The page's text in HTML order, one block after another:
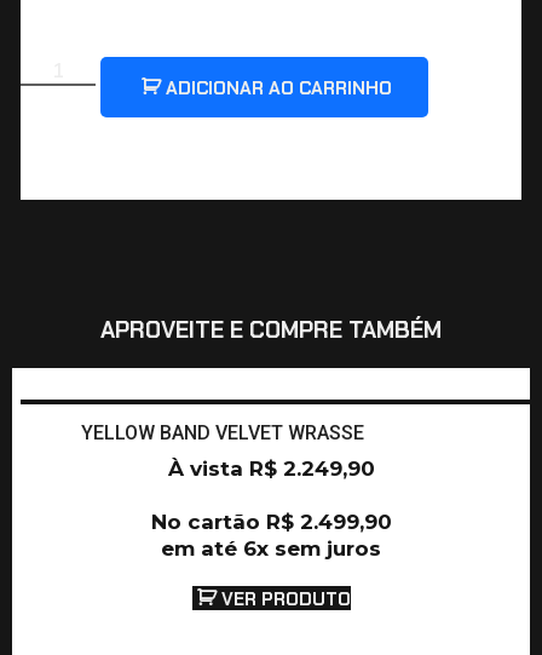
ADICIONAR AO CARRINHO
APROVEITE E COMPRE TAMBÉM
YELLOW BAND VELVET WRASSE
À vista R$2.249,90
No cartão R$2.499,90
em até 6x sem juros
VER PRODUTO